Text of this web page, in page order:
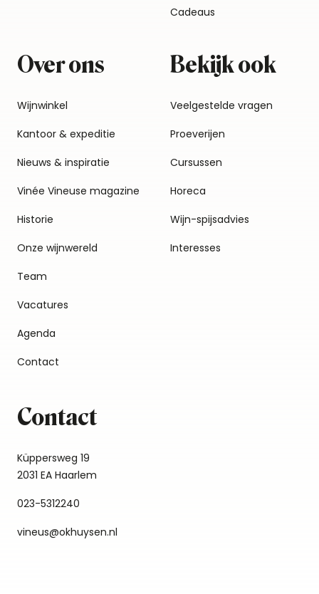
Cadeaus
Over ons
Wijnwinkel
Kantoor & expeditie
Nieuws & inspiratie
Vinée Vineuse magazine
Historie
Onze wijnwereld
Team
Vacatures
Agenda
Contact
Bekijk ook
Veelgestelde vragen
Proeverijen
Cursussen
Horeca
Wijn-spijsadvies
Interesses
Contact
Küppersweg 19
2031 EA Haarlem
023-5312240
vineus@okhuysen.nl